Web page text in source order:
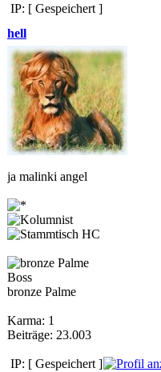
IP: [ Gespeichert ]
hell
ja malinki angel
Boss
bronze Palme
Karma: 1
Beiträge: 23.003
IP: [ Gespeichert ]